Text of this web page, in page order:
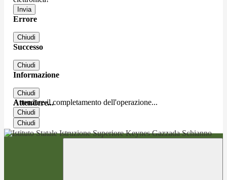
Errore
Chiudi
Successo
Chiudi
Informazione
Chiudi
Attendere...
Attendere il completamento dell'operazione...
Chiudi
Chiudi